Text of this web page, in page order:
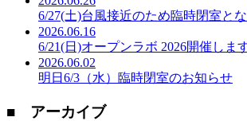
6/27(土)台風接近のため臨時閉室とな
2026.06.16
6/21(日)オープンラボ 2026開催しま
2026.06.02
明日6/3（水）臨時閉室のお知らせ
■ アーカイブ